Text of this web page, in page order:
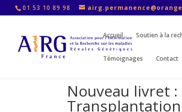
01 53 10 89 98
Accueil Soutien à la
Témoignages Contact
Nouveau livret